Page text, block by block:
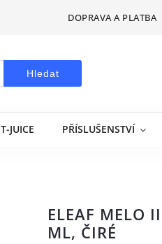
DOPRAVA A PLATBA
Hledat
T-JUICE PŘÍSLUŠENSTVÍ
ELEAF MELO
ML, ČIRÉ